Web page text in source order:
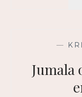
—
Jumala